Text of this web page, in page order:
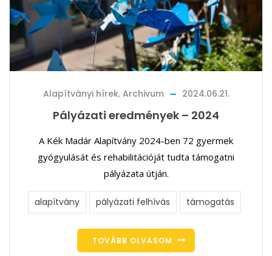
Alapítványi hírek, Archivum 2024.06.21.
Pályázati eredmények – 2024
A Kék Madár Alapítvány 2024-ben 72 gyermek
gyógyulását és rehabilitációját tudta támogatni
pályázata útján.
alapítvány pályázati felhívás támogatás
TOVÁBB OLVASOM